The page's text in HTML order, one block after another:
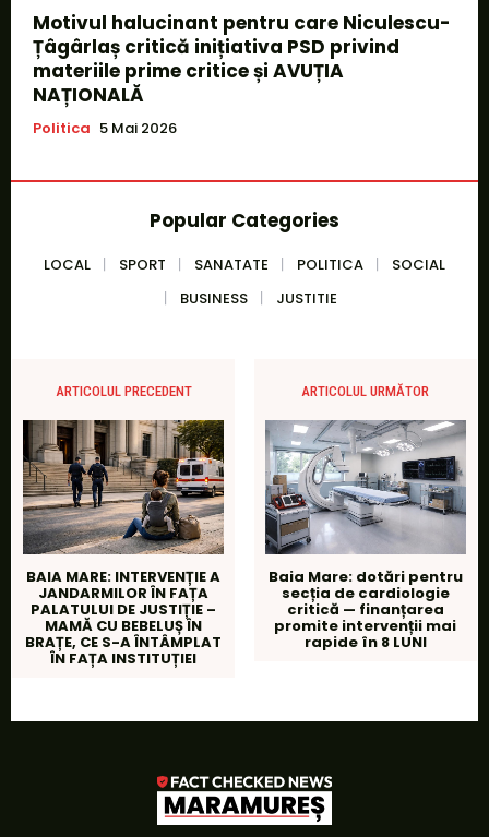
Motivul halucinant pentru care Niculescu-
Țâgârlaș critică inițiativa PSD privind
materiile prime critice și AVUȚIA
NAȚIONALĂ
Politica 5 Mai 2026
Popular Categories
LOCAL SPORT SANATATE POLITICA
SOCIAL
BUSINESS
JUSTITIE
ARTICOLUL PRECEDENT
BAIA MARE: INTERVENȚIE A
JANDARMILOR ÎN FAȚA
PALATULUI DE JUSTIȚIE –
MAMĂ CU BEBELUȘ ÎN
BRAȚE, CE S-A ÎNTÂMPLAT
ÎN FAȚA INSTITUȚIEI
ARTICOLUL URMĂTOR
Baia Mare: dotări pentru
secția de cardiologie
critică — finanțarea
promite intervenții mai
rapide în 8 LUNI